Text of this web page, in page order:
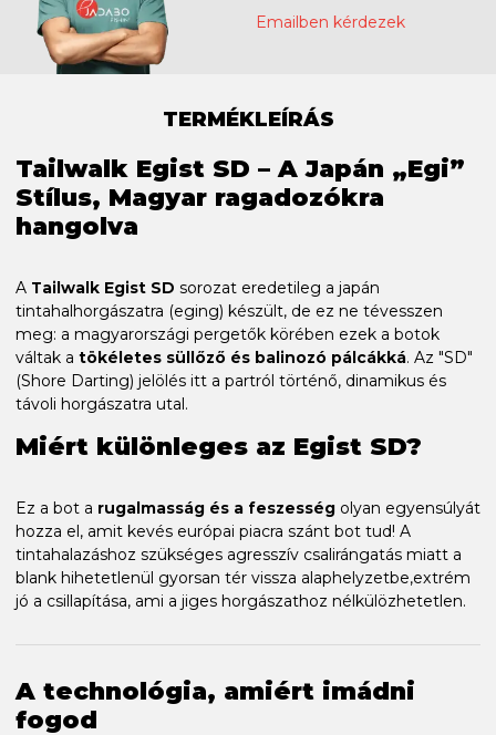
Emailben kérdezek
TERMÉKLEÍRÁS
Tailwalk Egist SD – A Japán „Egi”
Stílus, Magyar ragadozókra
hangolva
A Tailwalk Egist SD sorozat eredetileg a japán
tintahalhorgászatra (eging) készült, de ez ne tévesszen
meg: a magyarországi pergetők körében ezek a botok
váltak a tökéletes süllőző és balinozó pálcákká. Az "SD"
(Shore Darting) jelölés itt a partról történő, dinamikus és
távoli horgászatra utal.
Miért különleges az Egist SD?
Ez a bot a rugalmasság és a feszesség olyan egyensúlyát
hozza el, amit kevés európai piacra szánt bot tud! A
tintahalazáshoz szükséges agresszív csalirángatás miatt a
blank hihetetlenül gyorsan tér vissza alaphelyzetbe,extrém
jó a csillapítása, ami a jiges horgászathoz nélkülözhetetlen.
A technológia, amiért imádni
fogod